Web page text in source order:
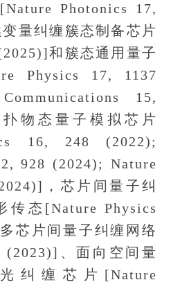
Photonics 17,
量纠缠簇态制备芯片
和簇态通用量子
Physics 17, 1137
15,
物态量子模拟芯片
16, 248 (2022);
928 (2024); Nature
，芯片间量子纠
传态[Nature Physics
芯片间量子纠缠网络
(2023)]、面向空间量
纠缠芯片[Nature